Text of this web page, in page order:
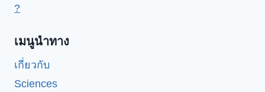
?
เมนูนำทาง
เกี่ยวกับ
Sciences